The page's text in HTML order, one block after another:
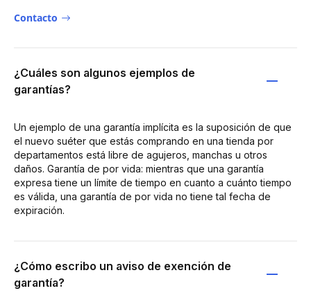
Contacto
¿Cuáles son algunos ejemplos de
garantías?
Un ejemplo de una garantía implícita es la suposición de que
el nuevo suéter que estás comprando en una tienda por
departamentos está libre de agujeros, manchas u otros
daños. Garantía de por vida: mientras que una garantía
expresa tiene un límite de tiempo en cuanto a cuánto tiempo
es válida, una garantía de por vida no tiene tal fecha de
expiración.
¿Cómo escribo un aviso de exención de
garantía?